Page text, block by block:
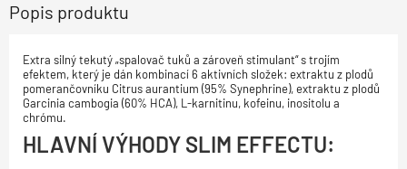
Popis produktu
Extra silný tekutý „spalovač tuků a zároveň stimulant“ s trojím
efektem, který je dán kombinací 6 aktivních složek: extraktu z plodů
pomerančovníku Citrus aurantium (95% Synephrine), extraktu z plodů
Garcinia cambogia (60% HCA), L-karnitinu, kofeinu, inositolu a
chrómu.
HLAVNÍ VÝHODY SLIM EFFECTU: